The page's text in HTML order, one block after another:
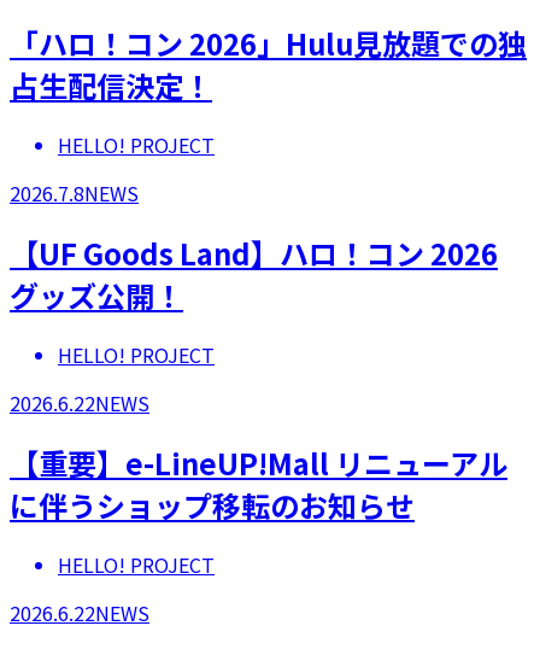
「ハロ！コン 2026」Hulu見放題での独
占生配信決定！
HELLO! PROJECT
2026.7.8NEWS
【UF Goods Land】ハロ！コン 2026
グッズ公開！
HELLO! PROJECT
2026.6.22NEWS
【重要】e-LineUP!Mall リニューアル
に伴うショップ移転のお知らせ
HELLO! PROJECT
2026.6.22NEWS